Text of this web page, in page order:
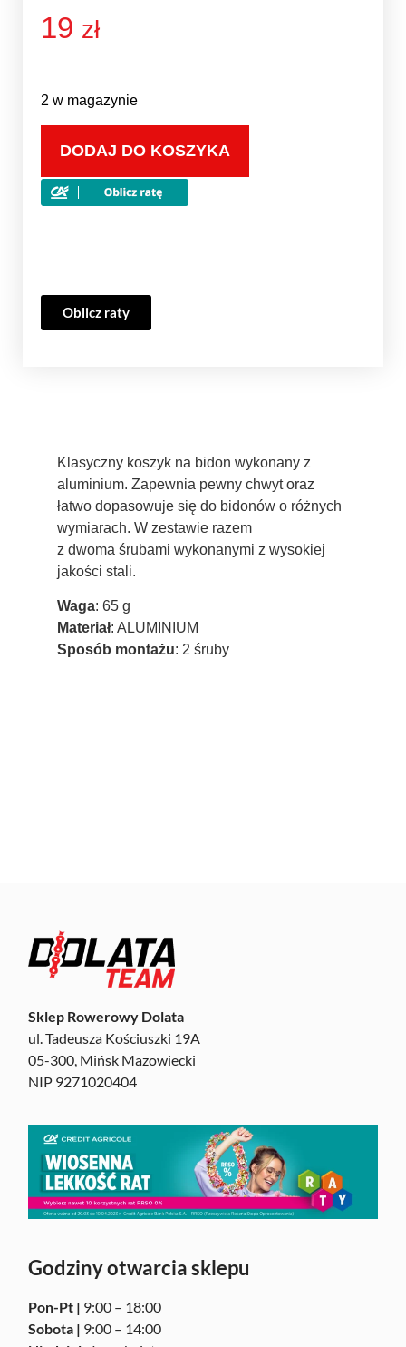
19 zł
2 w magazynie
DODAJ DO KOSZYKA
Oblicz raty
Klasyczny koszyk na bidon wykonany z
aluminium. Zapewnia pewny chwyt oraz
łatwo dopasowuje się do bidonów o różnych
wymiarach. W zestawie razem
z dwoma śrubami wykonanymi z wysokiej
jakości stali.
Waga: 65 g
Materiał: ALUMINIUM
Sposób montażu: 2 śruby
Sklep Rowerowy Dolata
ul. Tadeusza Kościuszki 19A
05-300, Mińsk Mazowiecki
NIP 9271020404
Godziny otwarcia sklepu
Pon-Pt | 9:00 – 18:00
Sobota | 9:00 – 14:00